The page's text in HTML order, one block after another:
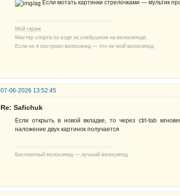
Если мотать картинки стрелочками — мультик
Мой гараж
Мастер спорта по езде за хлебушком на велосипеде.
Если не я построил велосипед — это не мой велосипед.
07-06-2026 13:52:45
Re: Safichuk
Если открыть в новой вкладке, то через ctrl-tab
наложение двух картинок получается
Бесплатный велосипед — лучший велосипед